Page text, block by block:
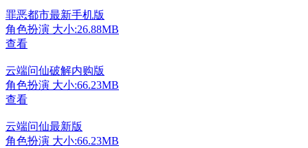
罪恶都市最新手机版
角色扮演 大小:26.88MB
查看
云端问仙破解内购版
角色扮演 大小:66.23MB
查看
云端问仙最新版
角色扮演 大小:66.23MB